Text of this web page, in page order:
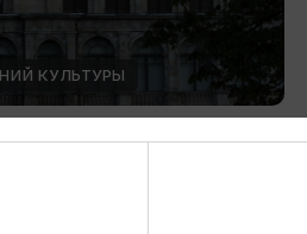
КУЛЬТУРЫ